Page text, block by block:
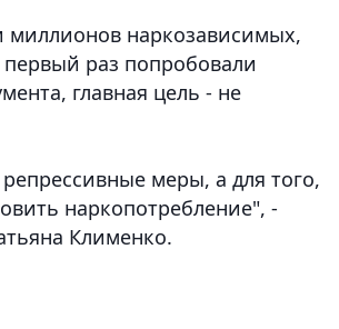
наркозависимых,
раз попробовали
главная цель - не
меры, а для того,
наркопотребление", -
Клименко.